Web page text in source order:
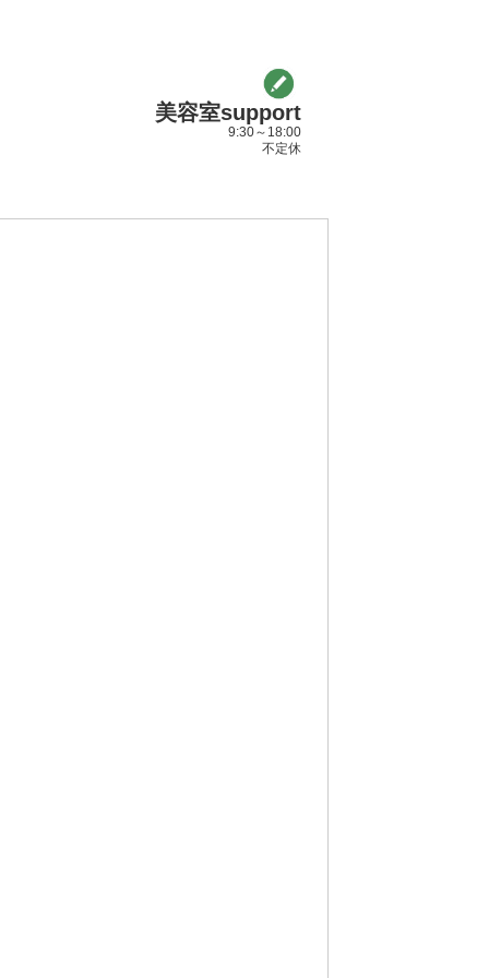
美容室support
9:30～18:00
不定休